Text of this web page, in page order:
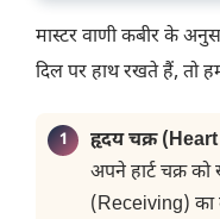
​मास्टर वाणी कबीर के
दिल पर हाथ रखते हैं, तो
हृदय चक्र
अपने हार्ट चक्र
(Receiving) का